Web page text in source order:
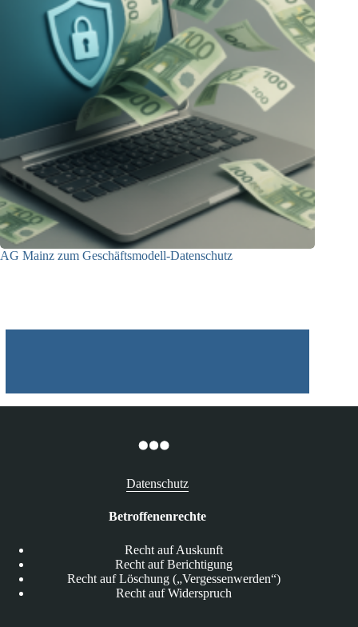
AG Mainz zum Geschäftsmodell-Datenschutz
Datenschutz
Betroffenenrechte
Recht auf Auskunft
Recht auf Berichtigung
Recht auf Löschung („Vergessenwerden“)
Recht auf Widerspruch